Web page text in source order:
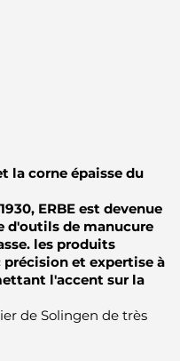
la corne épaisse du
ERBE est devenue
d'outils de manucure
les produits
précision et expertise à
l'accent sur la
de Solingen de très